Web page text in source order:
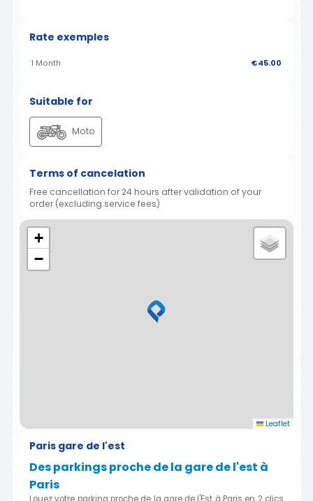
Rate exemples
1 Month €45.00
Suitable for
Moto
Terms of cancelation
Free cancellation for 24 hours after validation of your
order (excluding service fees)
+
−
Leaflet
Paris gare de l'est
Des parkings proche de la gare de l'est à
Paris